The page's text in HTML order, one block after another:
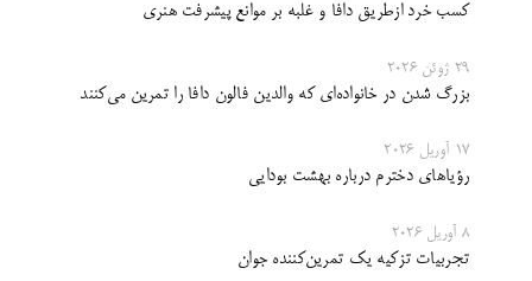
کسب خرد ازطریق دافا و غلبه بر موانع پیشرفت هنری
29 ژوئن 2026
بزرگ شدن در خانواده‌ای که والدین فالون دافا را تمرین می‌‌کنند
17 آوریل 2026
رؤیاهای دخترم درباره بهشت بودایی
8 آوریل 2026
تجربیات تزکیه یک تمرین‌کننده جوان